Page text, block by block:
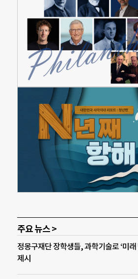
주요 뉴스 >
정몽구재단 장학생들, 과학기술로 ‘미래
제시